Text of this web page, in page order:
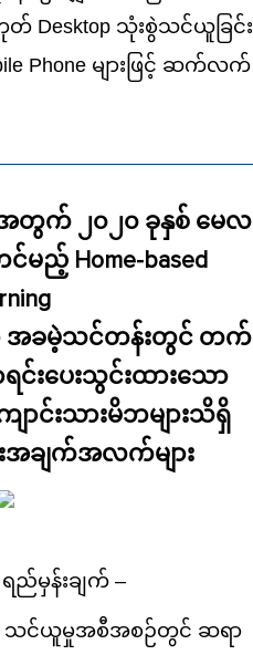
Desktop သုံးစွဲသင်ယူခြင်း
Phone များဖြင့် ဆက်လက်
အတွက် ၂၀၂၀ ခုနှစ် မေလ
ည့် Home-based
အခမဲ့သင်တန်းတွင် တက်
ရင်းပေးသွင်းထားသော
ျောင်းသားမိဘများသိရှိ
ချက်အလက်များ
မှန်းချက် –
သင်ယူမှုအစီအစဉ်တွင် ဆရာ